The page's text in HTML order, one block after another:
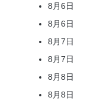
8月6日
8月6日
8月7日
8月7日
8月8日
8月8日